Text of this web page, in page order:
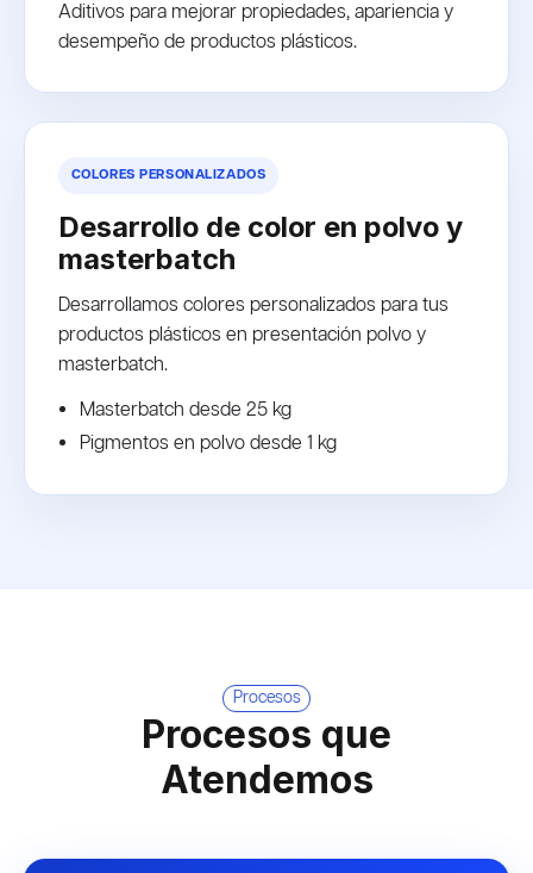
Aditivos para mejorar propiedades, apariencia y
desempeño de productos plásticos.
COLORES PERSONALIZADOS
Desarrollo de color en polvo y
masterbatch
Desarrollamos colores personalizados para tus
productos plásticos en presentación polvo y
masterbatch.
Masterbatch desde 25 kg
Pigmentos en polvo desde 1 kg
Procesos
Procesos que
Atendemos